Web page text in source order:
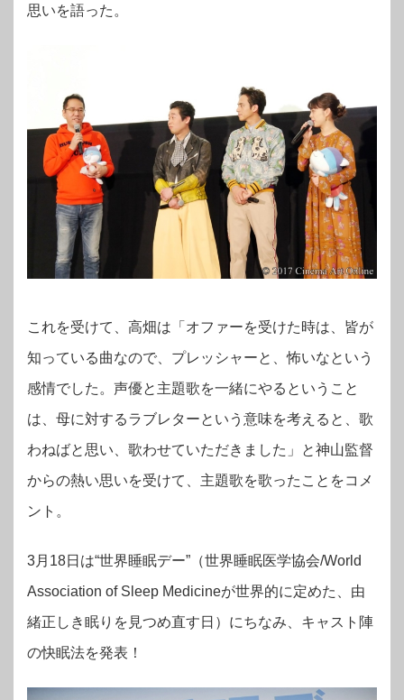
思いを語った。
これを受けて、高畑は「オファーを受けた時は、皆が
知っている曲なので、プレッシャーと、怖いなという
感情でした。声優と主題歌を一緒にやるということ
は、母に対するラブレターという意味を考えると、歌
わねばと思い、歌わせていただきました」と神山監督
からの熱い思いを受けて、主題歌を歌ったことをコメ
ント。
3月18日は“世界睡眠デー”（世界睡眠医学協会/World
Association of Sleep Medicineが世界的に定めた、由
緒正しき眠りを見つめ直す日）にちなみ、キャスト陣
の快眠法を発表！